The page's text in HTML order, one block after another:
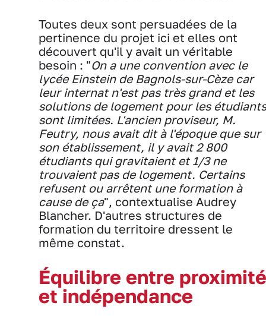
Toutes deux sont persuadées de la
pertinence du projet ici et elles ont
découvert qu'il y avait un véritable
besoin : "On a une convention avec le
lycée Einstein de Bagnols-sur-Cèze car
leur internat n'est pas très grand et les
solutions de logement pour les étudiants
sont limitées. L'ancien proviseur, M.
Feutry, nous avait dit à l'époque que sur
son établissement, il y avait 2 800
étudiants qui gravitaient et 1/3 ne
trouvaient pas de logement. Certains
refusent ou arrêtent une formation à
cause de ça", contextualise Audrey
Blancher. D'autres structures de
formation du territoire dressent le
même constat.
Équilibre entre proximité
et indépendance